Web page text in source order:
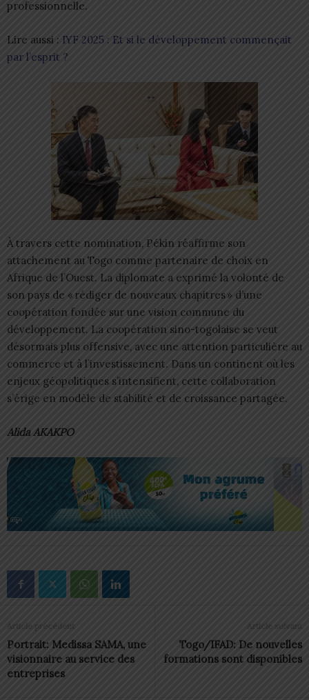
professionnelle.
Lire aussi : IYF 2025 : Et si le développement commençait
par l’esprit ?
À travers cette nomination, Pékin réaffirme son
attachement au Togo comme partenaire de choix en
Afrique de l’Ouest. La diplomate a exprimé la volonté de
son pays de « rédiger de nouveaux chapitres » d’une
coopération fondée sur une vision commune du
développement. La coopération sino-togolaise se veut
désormais plus offensive, avec une attention particulière au
commerce et à l’investissement. Dans un continent où les
enjeux géopolitiques s’intensifient, cette collaboration
s’érige en modèle de stabilité et de croissance partagée.
Alida AKAKPO
Article précédent
Portrait: Medissa SAMA, une
visionnaire au service des
entreprises
Article suivant
Togo/IFAD: De nouvelles
formations sont disponibles